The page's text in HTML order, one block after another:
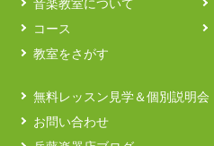
音楽教室について
コース
教室をさがす
無料レッスン見学＆個別説明会
お問い合わせ